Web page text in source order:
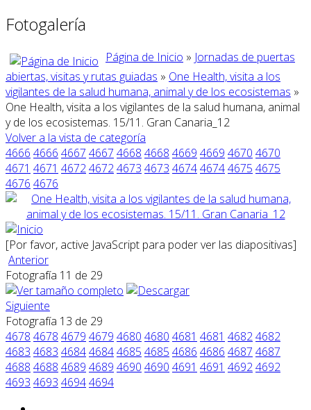
Fotogalería
Página de Inicio » Jornadas de puertas
abiertas, visitas y rutas guiadas » One Health, visita a los
vigilantes de la salud humana, animal y de los ecosistemas »
One Health, visita a los vigilantes de la salud humana, animal
y de los ecosistemas. 15/11. Gran Canaria_12
Volver a la vista de categoría
4666 4666 4667 4667 4668 4668 4669 4669 4670 4670
4671 4671 467246724673 4673 467446744675 4675
4676 4676
[Por favor, active JavaScript para poder ver las diapositivas]
Anterior
Fotografía 11 de 29
Siguiente
Fotografía 13 de 29
4678 4678 4679 4679 4680 4680 4681 4681 46824682
4683 4683 468446844685 4685 4686 4686 4687 4687
4688 4688 4689 4689 4690 4690 4691 4691 46924692
4693 4693 46944694